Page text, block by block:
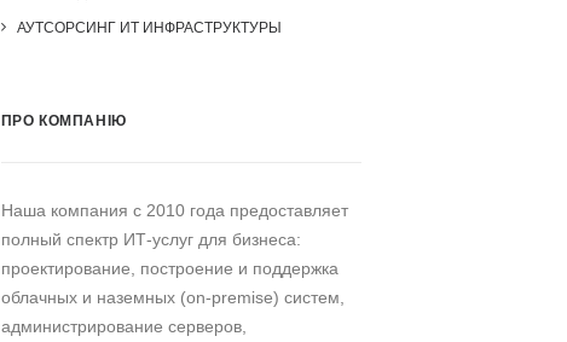
АУТСОРСИНГ ИТ ИНФРАСТРУКТУРЫ
ПРО КОМПАНІЮ
Наша компания c 2010 года предоставляет
полный спектр ИТ-услуг для бизнеса:
проектирование, построение и поддержка
облачных и наземных (on-premise) систем,
администрирование серверов,